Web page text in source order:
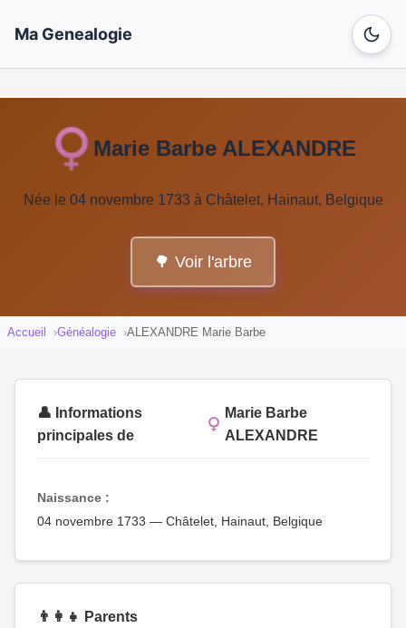
Ma Genealogie
Marie Barbe ALEXANDRE
Née le 04 novembre 1733 à Châtelet, Hainaut, Belgique
🌳 Voir l'arbre
Accueil Généalogie ALEXANDRE Marie Barbe
👤 Informations
principales de
Marie Barbe
ALEXANDRE
Naissance :
04 novembre 1733 — Châtelet, Hainaut, Belgique
👨‍👩‍👧 Parents